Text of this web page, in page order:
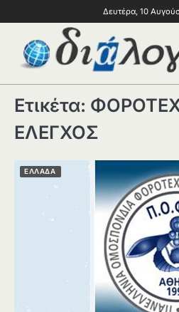
Δευτέρα, 10
Ετικέτα:
ΕΛΕΓΧΟΣ
ΕΛΛΑΔΑ